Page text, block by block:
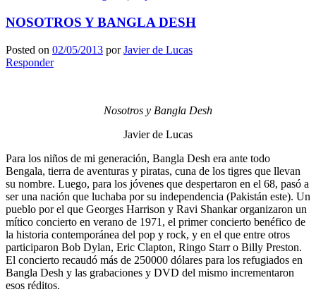
NOSOTROS Y BANGLA DESH
Posted on 02/05/2013 porJavier de Lucas
Responder
Nosotros y Bangla Desh
Javier de Lucas
Para los niños de mi generación, Bangla Desh era ante todo
Bengala, tierra de aventuras y piratas, cuna de los tigres que llevan
su nombre. Luego, para los jóvenes que despertaron en el 68, pasó a
ser una nación que luchaba por su independencia (Pakistán este). Un
pueblo por el que Georges Harrison y Ravi Shankar organizaron un
mítico concierto en verano de 1971, el primer concierto benéfico de
la historia contemporánea del pop y rock, y en el que entre otros
participaron Bob Dylan, Eric Clapton, Ringo Starr o Billy Preston.
El concierto recaudó más de 250000 dólares para los refugiados en
Bangla Desh y las grabaciones y DVD del mismo incrementaron
esos réditos.